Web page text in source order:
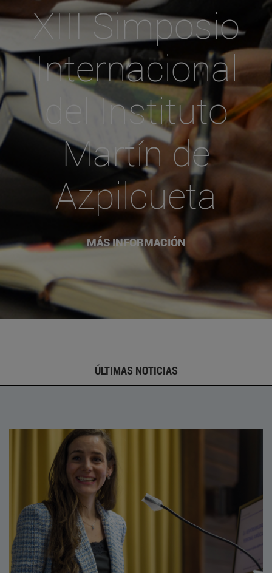
XIII Simposio
Internacional
del Instituto
Martín de
Azpilcueta
MÁS INFORMACIÓN
ÚLTIMAS NOTICIAS